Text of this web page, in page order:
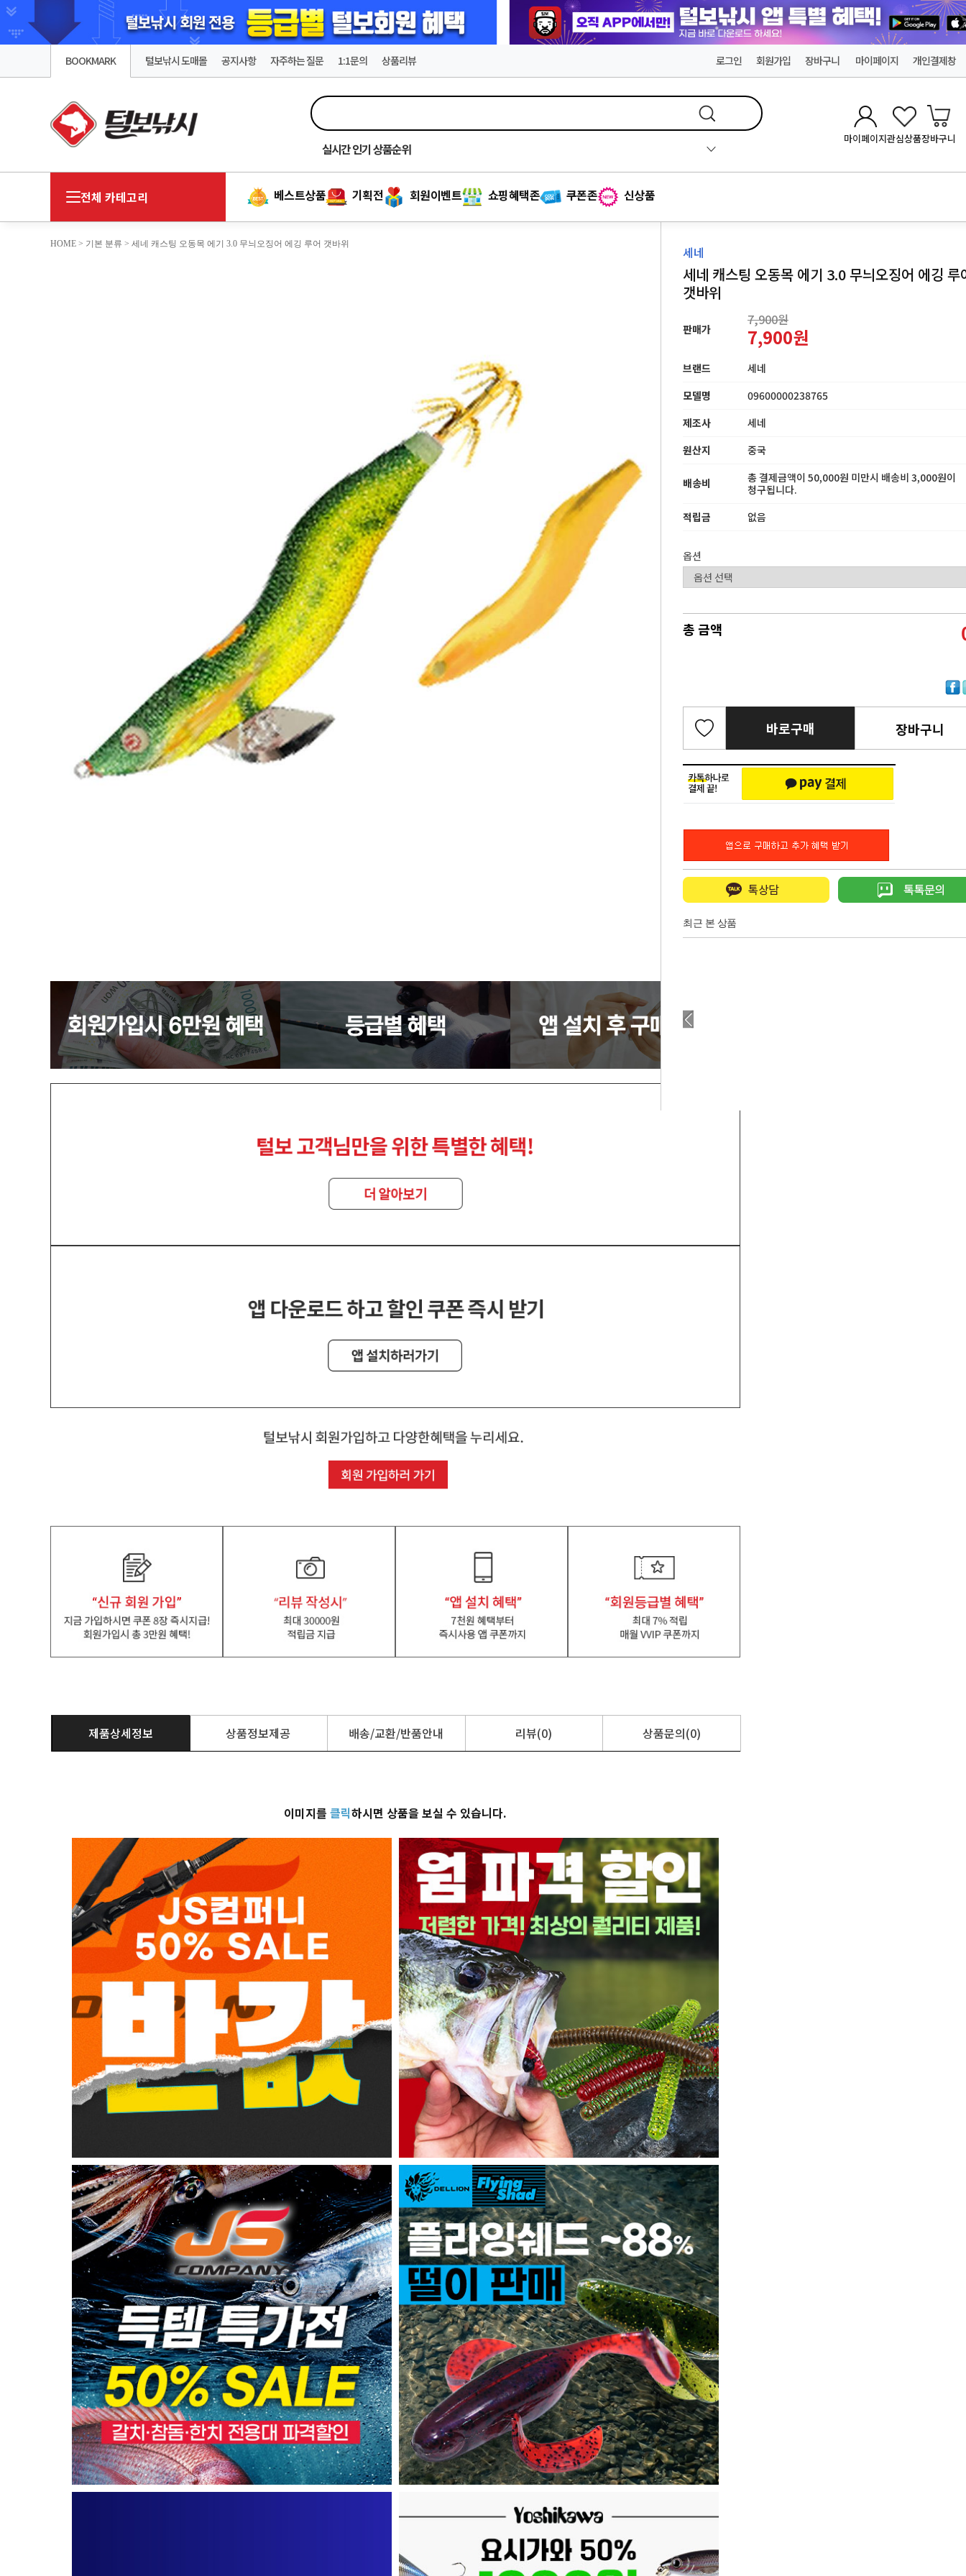
BOOKMARK 털보낚시 도매몰 공지사항 자주하는 질문 1:1문의 상품리뷰 로그인 회원가입 장바구니 마이페이지 개인결제창
실시간인기 상품순위
마이페이지관심상품장바구니
전체 카테고리 베스트상품 기획전 회원이벤트 쇼핑혜택존 쿠폰존 신상품
HOME > 기본 분류 > 세네 캐스팅 오동목 에기 3.0 무늬오징어 에깅 루어 갯바위 세네
세네 캐스팅 오동목 에기 3.0 무늬오징어 에깅 루
갯바위
판매가
7,900원
7,900원
브랜드
세네
모델명
09600000238765
제조사
세네
원산지
중국
배송비
총 결제금액이 50,000원 미만시 배송비 3,000원이
청구됩니다.
적립금
없음
옵션
총 금액
바로구매 장바구니
최근 본 상품
제품상세정보 상품정보제공 배송/교환/반품안내 리뷰(0) 상품문의(0)
이미지를 클릭하시면 상품을 보실 수 있습니다.